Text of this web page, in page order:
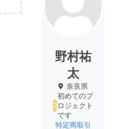
野村祐
太
奈良県
初めてのプ
ロジェクト
です
特定商取引